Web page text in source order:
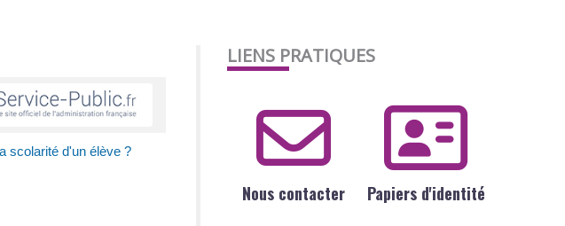
scolarité d'un élève ?
LIENS PRATIQUES
Nous contacter Papiers d'identité